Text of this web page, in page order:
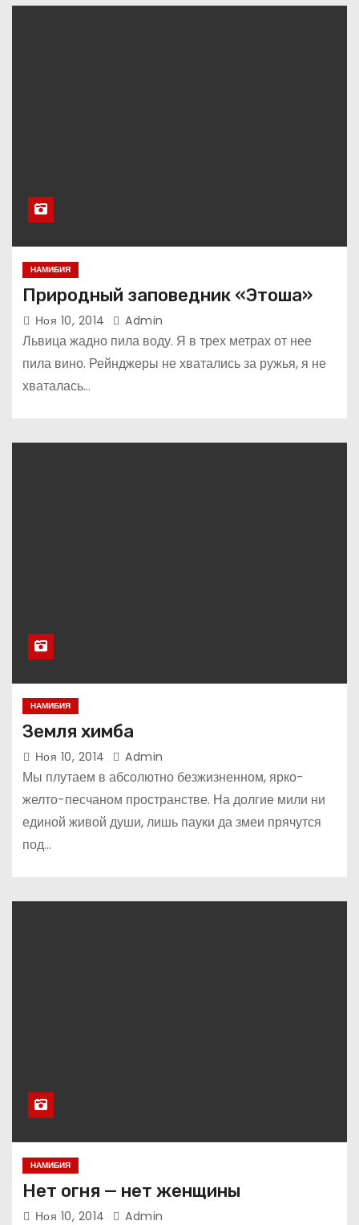
НАМИБИЯ
Природный заповедник «Этоша»
Ноя 10, 2014 Admin
Львица жадно пила воду. Я в трех метрах от нее
пила вино. Рейнджеры не хватались за ружья, я не
хваталась…
НАМИБИЯ
Земля химба
Ноя 10, 2014 Admin
Мы плутаем в абсолютно безжизненном, ярко-
желто-песчаном пространстве. На долгие мили ни
единой живой души, лишь пауки да змеи прячутся
под…
НАМИБИЯ
Нет огня — нет женщины
Ноя 10, 2014 Admin